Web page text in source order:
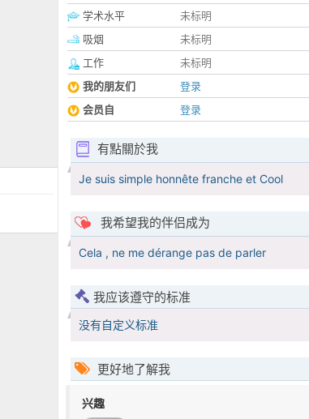
学术水平
未标明
吸烟
未标明
工作
未标明
我的朋友们
登录
会员自
登录
有點關於我
Je suis simple honnête franche et Cool
我希望我的伴侣成为
Cela , ne me dérange pas de parler
我应该遵守的标准
没有自定义标准
更好地了解我
兴趣